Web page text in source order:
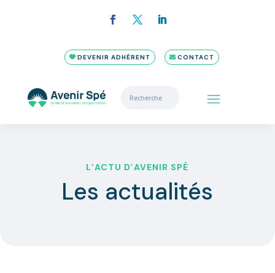
DEVENIR ADHÉRENT CONTACT
L’ACTU D’AVENIR SPÉ
Les actualités